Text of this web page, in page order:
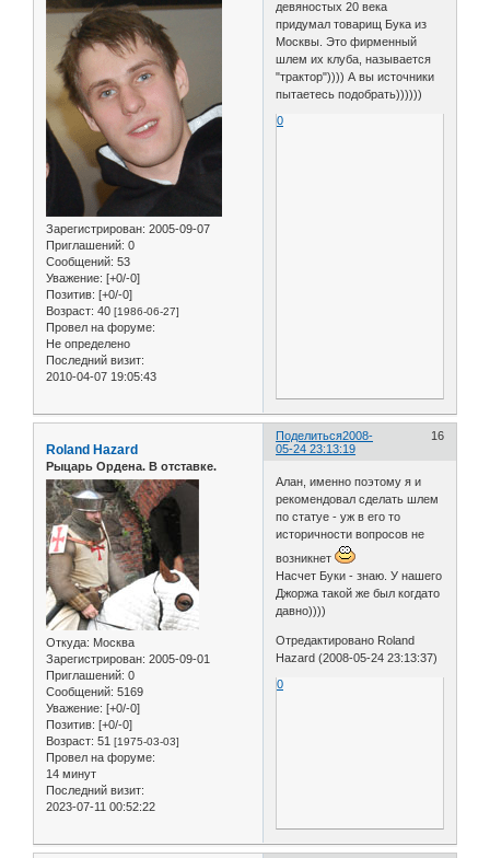
Зарегистрирован: 2005-09-07
Приглашений: 0
Сообщений: 53
Уважение: [+0/-0]
Позитив: [+0/-0]
Возраст: 40 [1986-06-27]
Провел на форуме:
Не определено
Последний визит:
2010-04-07 19:05:43
девяностых 20 века
придумал товарищ Бука из
Москвы. Это фирменный
шлем их клуба, называется
"трактор")))) А вы источники
пытаетесь подобрать))))))
0
Поделиться 16
2008-
05-24 23:13:19
Roland Hazard
Рыцарь Ордена. В отставке.
Откуда: Москва
Зарегистрирован: 2005-09-01
Приглашений: 0
Сообщений: 5169
Уважение: [+0/-0]
Позитив: [+0/-0]
Возраст: 51 [1975-03-03]
Провел на форуме:
14 минут
Последний визит:
2023-07-11 00:52:22
Алан, именно поэтому я и
рекомендовал сделать шлем
по статуе - уж в его то
историчности вопросов не
возникнет
Насчет Буки - знаю. У нашего
Джоржа такой же был когдато
давно))))
Отредактировано Roland
Hazard (2008-05-24 23:13:37)
0